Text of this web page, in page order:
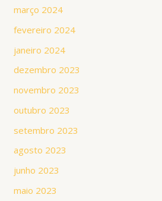
março 2024
fevereiro 2024
janeiro 2024
dezembro 2023
novembro 2023
outubro 2023
setembro 2023
agosto 2023
junho 2023
maio 2023